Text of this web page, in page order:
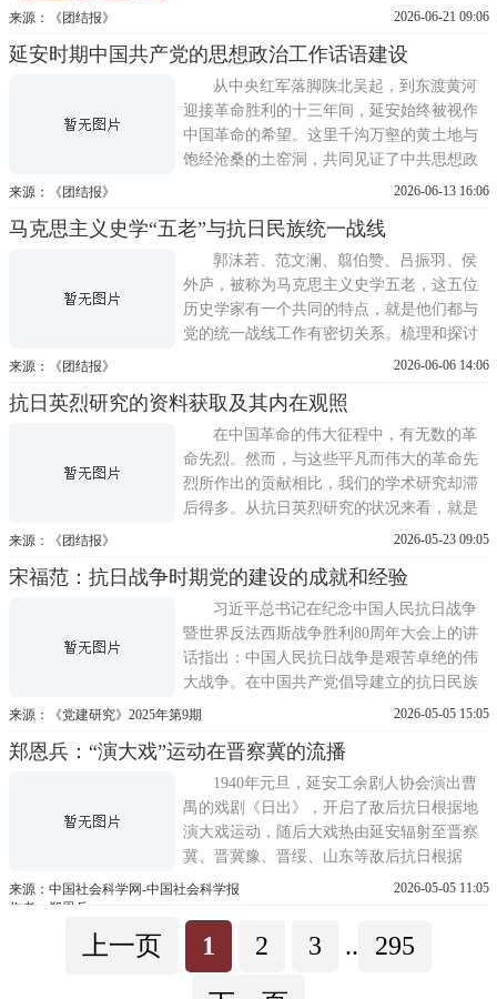
年，他首次提出中国人口地理分界线瑷珲—
释我国人口空间格局的经典范式。除深耕地
理学研究外，胡焕庸兼具家国视野与社会关
怀，立足地理学专业视角，关
来源：《团结报》 2026-06-21 09:06
延安时期中国共产党的思想政治工作话语建设
从中央红军落脚陕北吴起，到东渡黄河
迎接革命胜利的十三年间，延安始终被视作
中国革命的希望。这里千沟万壑的黄土地与
饱经沧桑的土窑洞，共同见证了中共思想政
治工作从萌芽至成熟的飞跃历程。马克思主
中共的政策方针能够成功实现大众化，与人
民群众同呼吸、共命运？恩格斯在《〈1848
年至1850年的法兰西阶级斗争
来源：《团结报》 2026-06-13 16:06
马克思主义史学“五老”与抗日民族统一战线
郭沫若、范文澜、翦伯赞、吕振羽、侯
外庐，被称为马克思主义史学五老，这五位
历史学家有一个共同的特点，就是他们都与
党的统一战线工作有密切关系。梳理和探讨
他们从事统战工作的事迹，揭示知识分子价
是有意义的。辛亥革命以来，中国革命的道
路曲折坎坷，但革命形势不断高涨。在此背
景下成长起来的知识分子
来源：《团结报》 2026-06-06 14:06
抗日英烈研究的资料获取及其内在观照
在中国革命的伟大征程中，有无数的革
命先烈。然而，与这些平凡而伟大的革命先
烈所作出的贡献相比，我们的学术研究却滞
后得多。从抗日英烈研究的状况来看，就是
如此。资料是研究的先导，那么我们在开展
对于所获取的不同类型的资料又该予以怎样
的内在观照呢？笔者以为，这大抵有如下几
个方面。档案资料历
来源：《团结报》 2026-05-23 09:05
宋福范：抗日战争时期党的建设的成就和经验
习近平总书记在纪念中国人民抗日战争
暨世界反法西斯战争胜利80周年大会上的讲
话指出：中国人民抗日战争是艰苦卓绝的伟
大战争。在中国共产党倡导建立的抗日民族
统一战线旗帜下，中国人民以铮铮铁骨战强
外敌入侵的第一次完全胜利。中国人民抗日
战争时期，中国共产党的力量迅速发展并不
断壮大，党的建设成为党在中
来源：《党建研究》2025年第9期 2026-05-05 15:05
郑恩兵：“演大戏”运动在晋察冀的流播
1940年元旦，延安工余剧人协会演出曹
禺的戏剧《日出》，开启了敌后抗日根据地
演大戏运动，随后大戏热由延安辐射至晋察
冀、晋冀豫、晋绥、山东等敌后抗日根据
地。处于血与火交织的抗战前线的晋察冀，
价值的双重属性，即以艺术性的感化功能和
通俗易懂的宣传力达到战争动员、生产建设
来源：中国社会科学网-中国社会科学报
作者：郑恩兵
2026-05-05 11:05
上一页 1 2 3 ..
295